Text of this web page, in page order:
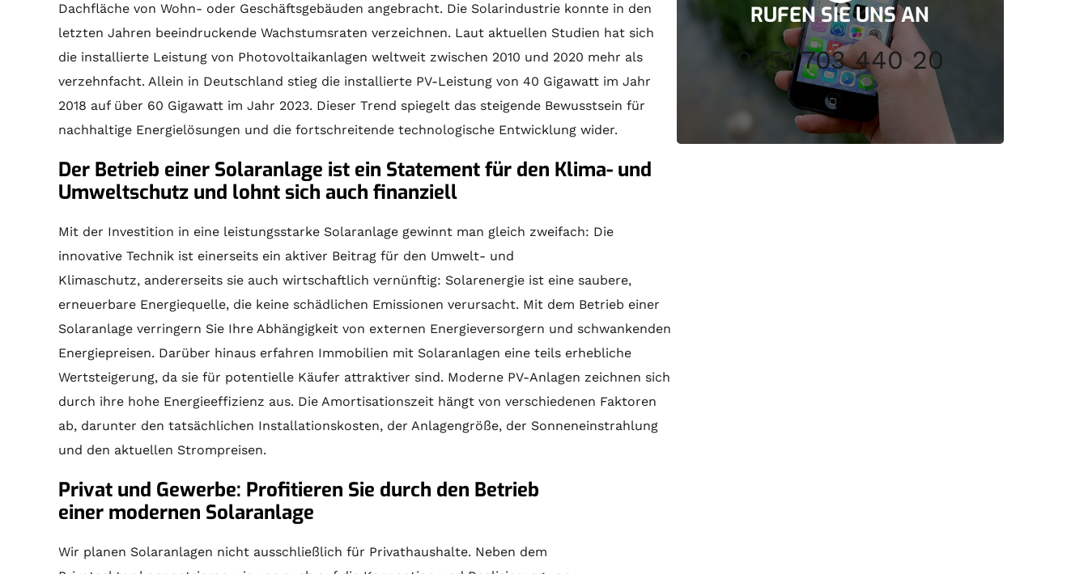
Dachfläche von Wohn- oder Geschäftsgebäuden angebracht. Die Solarindustrie konnte in den
letzten Jahren beeindruckende Wachstumsraten verzeichnen. Laut aktuellen Studien hat sich
die installierte Leistung von Photovoltaikanlagen weltweit zwischen 2010 und 2020 mehr als
verzehnfacht. Allein in Deutschland stieg die installierte PV-Leistung von 40 Gigawatt im Jahr
2018 auf über 60 Gigawatt im Jahr 2023. Dieser Trend spiegelt das steigende Bewusstsein für
nachhaltige Energielösungen und die fortschreitende technologische Entwicklung wider.
Der Betrieb einer Solaranlage ist ein Statement für den Klima- und
Umweltschutz und lohnt sich auch finanziell
Mit der Investition in eine leistungsstarke Solaranlage gewinnt man gleich zweifach: Die
innovative Technik ist einerseits ein aktiver Beitrag für den Umwelt- und
Klimaschutz, andererseits sie auch wirtschaftlich vernünftig: Solarenergie ist eine saubere,
erneuerbare Energiequelle, die keine schädlichen Emissionen verursacht. Mit dem Betrieb einer
Solaranlage verringern Sie Ihre Abhängigkeit von externen Energieversorgern und schwankenden
Energiepreisen. Darüber hinaus erfahren Immobilien mit Solaranlagen eine teils erhebliche
Wertsteigerung, da sie für potentielle Käufer attraktiver sind. Moderne PV-Anlagen zeichnen sich
durch ihre hohe Energieeffizienz aus. Die Amortisationszeit hängt von verschiedenen Faktoren
ab, darunter den tatsächlichen Installationskosten, der Anlagengröße, der Sonneneinstrahlung
und den aktuellen Strompreisen.
Privat und Gewerbe: Profitieren Sie durch den Betrieb
einer modernen Solaranlage
Wir planen Solaranlagen nicht ausschließlich für Privathaushalte. Neben dem
RUFEN SIE UNS AN
0451 703 440 20